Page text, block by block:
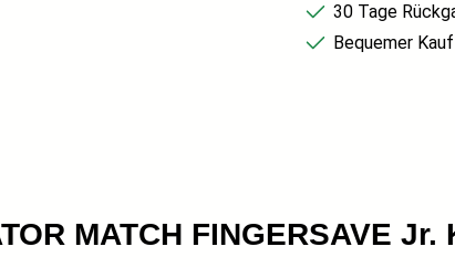
30 Tage
Bequemer
MATCH FINGERSAVE